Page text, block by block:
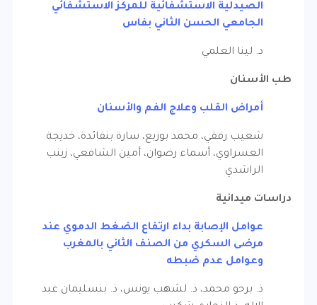
الصيدلية الاستشفائية للمركز الاستشفائي
الجامعي الحسن الثاني بفاس
د. لينا العلمي
طب الأسنان
أمراض القلب وعلاج الفم والأسنان
شعيب رفقي، محمد بوزبع، سارة بنفائدة، خديجة
العسراوي، أسماء رضوان، أمين الشافعي، زينب
الراشدي
دراسات ميدانية
عوامل الإصابة بداء ارتفاع الضغط الدموي عند
مرضى السكري من الصنف الثاني بالمغرب
وعوامل عدم ضبطه
ذ. برحو محمد، ذ. لشهب يونس، ذ. بنسليمان عبد